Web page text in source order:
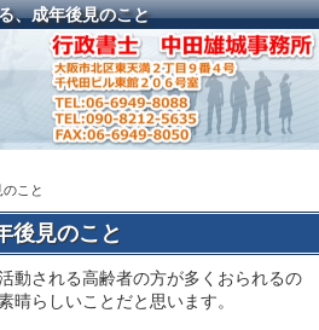
、成年後見のこと
こと
後見のこと
動される高齢者の方が多くおられるの
晴らしいことだと思います。